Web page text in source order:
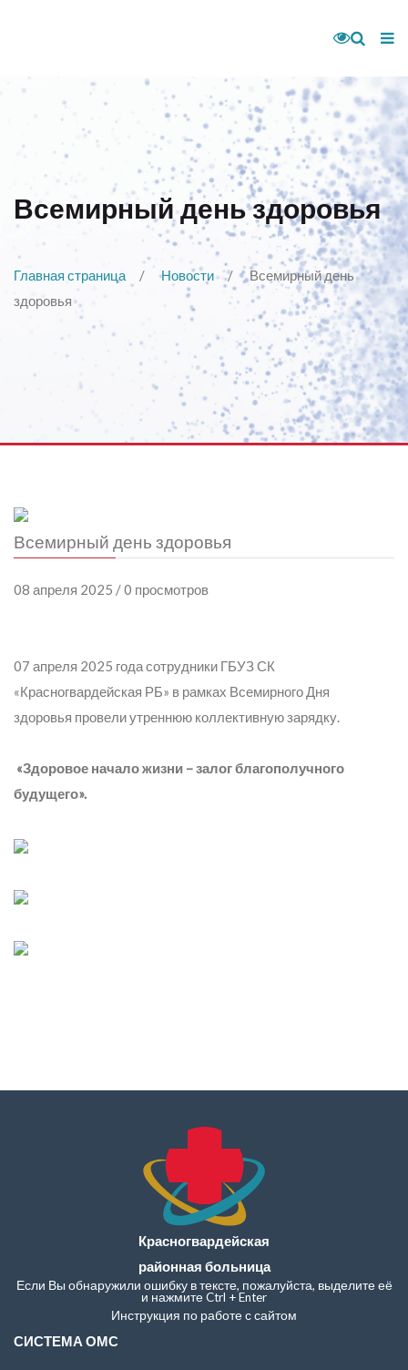
Всемирный день здоровья
Главная страница Новости
Всемирный день
здоровья
Всемирный день здоровья
08 апреля 2025 / 0 просмотров
07 апреля 2025 года сотрудники ГБУЗ СК
«Красногвардейская РБ» в рамках Всемирного Дня
здоровья провели утреннюю коллективную зарядку.
«Здоровое начало жизни – залог благополучного
будущего».
Красногвардейская
районная больница
Если Вы обнаружили ошибку в тексте, пожалуйста, выделите её
и нажмите Ctrl + Enter
Инструкция по работе с сайтом
СИСТЕМА ОМС